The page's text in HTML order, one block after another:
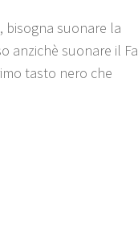
bisogna suonare la
anzichè suonare il Fa
tasto nero che